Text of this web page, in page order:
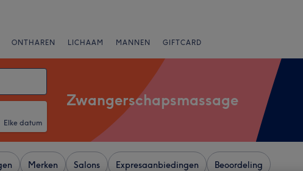
ONTHAREN LICHAAM MANNEN GIFTCARD
Elke datum
Zwangerschapsmassage
Merken Salons Expresaanbiedingen Beoordeling